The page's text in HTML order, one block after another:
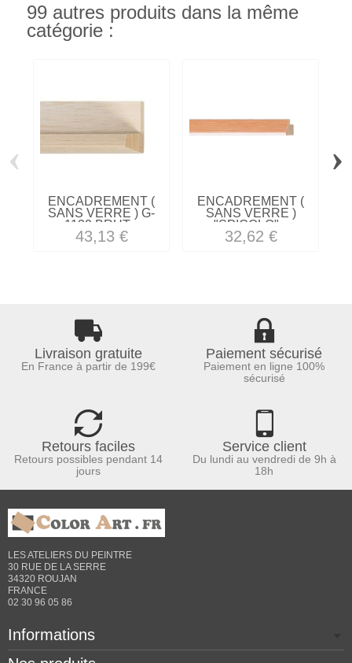
99 autres produits dans la même
catégorie :
ENCADREMENT (
SANS VERRE ) G-
1139 BRUT...
43,13 €
ENCADREMENT (
SANS VERRE )
"SPIGOLO"...
32,62 €
‹ ›
Livraison gratuite
En France à partir de 199€
Paiement sécurisé
Paiement en ligne 100%
sécurisé
Retours faciles
Retours possibles pendant 14
jours
Service client
Du lundi au vendredi de 9h à
18h
LES ATELIERS DU PEINTRE
30 RUE DE LA SERRE
34320 ROUJAN
FRANCE
02 30 96 05 86
Informations